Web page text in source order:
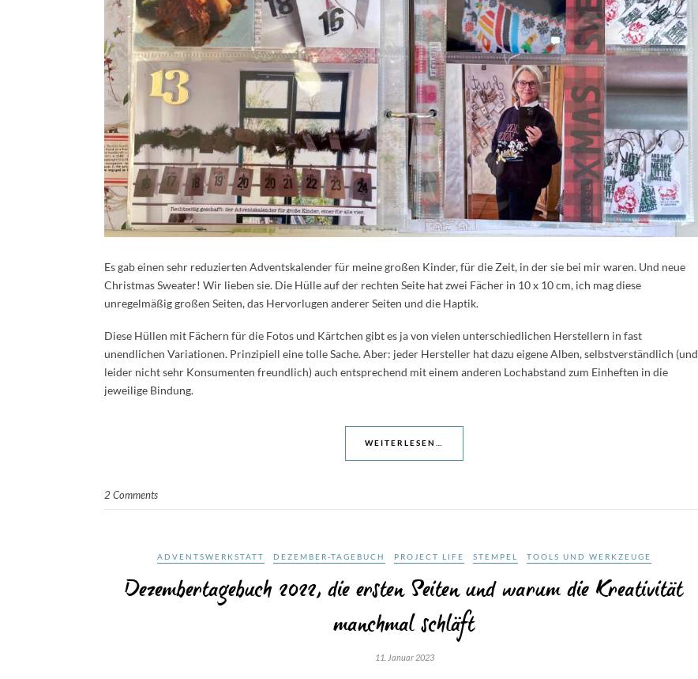
Es gab einen sehr reduzierten Adventskalender für meine großen Kinder, für die Zeit, in der sie bei mir waren. Und neue
Christmas Sweater! Wir lieben sie. Die Hülle auf der rechten Seite hat zwei Fächer in 10 x 10 cm, ich mag diese
unregelmäßig großen Seiten, das Hervorlugen anderer Seiten und die Haptik.
Diese Hüllen mit Fächern für die Fotos und Kärtchen gibt es ja von vielen unterschiedlichen Herstellern in fast
unendlichen Variationen. Prinzipiell eine tolle Sache. Aber: jeder Hersteller hat dazu eigene Alben, selbstverständlich (und
leider nicht sehr Konsumenten freundlich) auch entsprechend mit einem anderen Lochabstand zum Einheften in die
jeweilige Bindung.
WEITERLESEN…
2 Comments
ADVENTSWERKSTATT DEZEMBER-TAGEBUCH PROJECT LIFE STEMPEL TOOLS UND WERKZEUGE
Dezembertagebuch 2022, die ersten Seiten und warum die Kreativität
manchmal schläft
11. Januar 2023